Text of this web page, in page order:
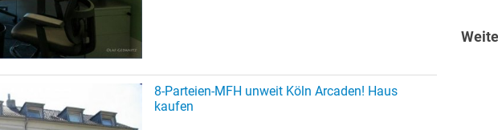
8-Parteien-MFH unweit Köln Arcaden! Haus
kaufen